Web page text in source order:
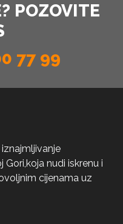
POZOVITE
77 99
nudi iskrenu i
cijenama uz